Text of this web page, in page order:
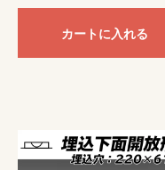
カートに入れる